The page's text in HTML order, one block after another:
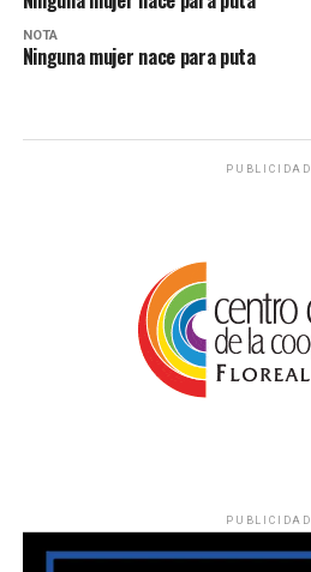
NOTA
Ninguna mujer nace para puta
PUBLICIDAD
PUBLICIDAD